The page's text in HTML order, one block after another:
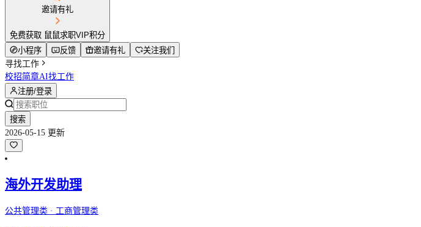
邀请有礼
免费获取 鼠鼠求职VIP积分
小程序 反馈 邀请有礼
关注我们
寻找工作
校招简章AI找工作
注册/登录
搜索
2026-05-15 更新
海外开发助理
公共管理类 · 工商管理类